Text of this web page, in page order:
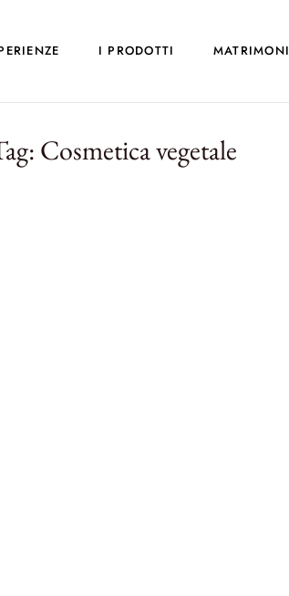
I PRODOTTI MATRIMONI
Cosmetica vegetale